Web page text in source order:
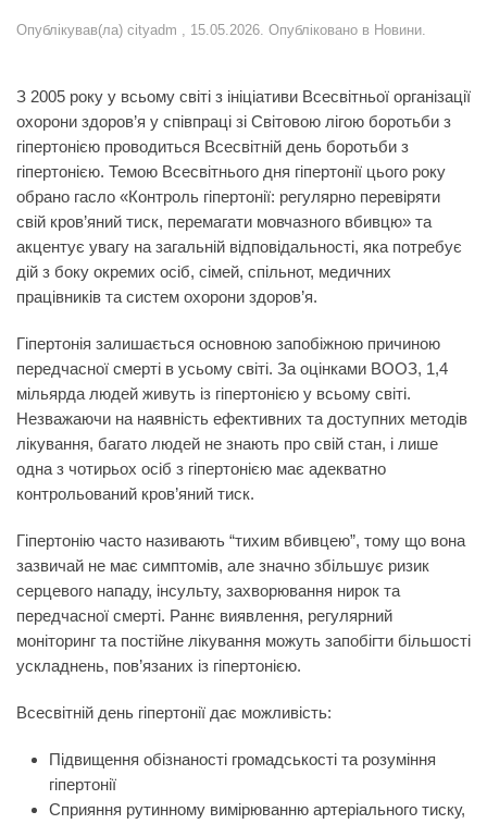
Опублікував(ла) cityadm , 15.05.2026. Опубліковано в Новини.
З 2005 року у всьому світі з ініціативи Всесвітньої організації
охорони здоров’я у співпраці зі Світовою лігою боротьби з
гіпертонією проводиться Всесвітній день боротьби з
гіпертонією. Темою Всесвітнього дня гіпертонії цього року
обрано гасло «Контроль гіпертонії: регулярно перевіряти
свій кров’яний тиск, перемагати мовчазного вбивцю» та
акцентує увагу на загальній відповідальності, яка потребує
дій з боку окремих осіб, сімей, спільнот, медичних
працівників та систем охорони здоров’я.
Гіпертонія залишається основною запобіжною причиною
передчасної смерті в усьому світі. За оцінками ВООЗ, 1,4
мільярда людей живуть із гіпертонією у всьому світі.
Незважаючи на наявність ефективних та доступних методів
лікування, багато людей не знають про свій стан, і лише
одна з чотирьох осіб з гіпертонією має адекватно
контрольований кров’яний тиск.
Гіпертонію часто називають “тихим вбивцею”, тому що вона
зазвичай не має симптомів, але значно збільшує ризик
серцевого нападу, інсульту, захворювання нирок та
передчасної смерті. Раннє виявлення, регулярний
моніторинг та постійне лікування можуть запобігти більшості
ускладнень, пов’язаних із гіпертонією.
Всесвітній день гіпертонії дає можливість:
Підвищення обізнаності громадськості та розуміння
гіпертонії
Сприяння рутинному вимірюванню артеріального тиску,